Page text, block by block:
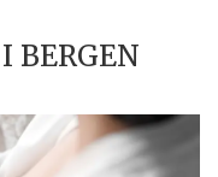
BERGEN